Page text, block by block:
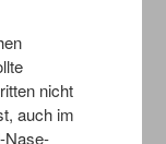
nicht
auch im
Nase-